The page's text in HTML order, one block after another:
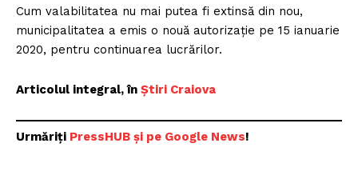
Cum valabilitatea nu mai putea fi extinsă din nou,
municipalitatea a emis o nouă autorizație pe 15 ianuarie
2020, pentru continuarea lucrărilor.
Articolul integral, în Știri Craiova
Urmăriți PressHUB și pe Google News!